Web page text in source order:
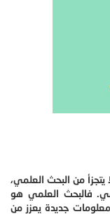
يتجزأ من البحث العلمي،
فالبحث العلمي هو
جديدة يعزز من